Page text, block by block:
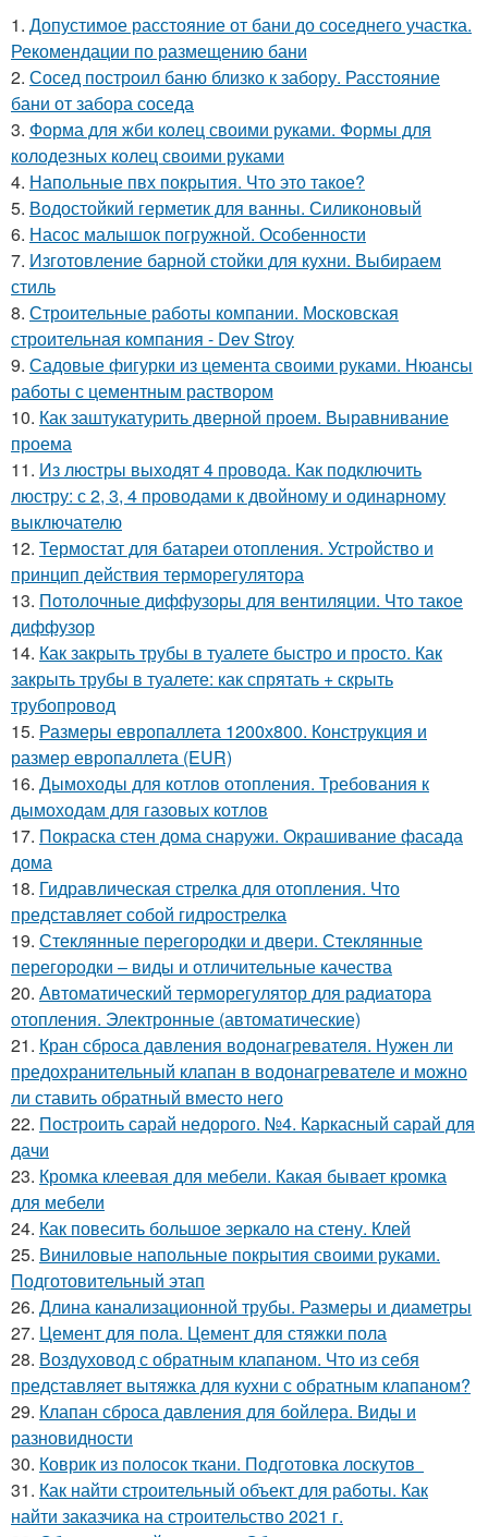
1. Допустимое расстояние от бани до соседнего участка.
Рекомендации по размещению бани
2. Сосед построил баню близко к забору. Расстояние
бани от забора соседа
3. Форма для жби колец своими руками. Формы для
колодезных колец своими руками
4. Напольные пвх покрытия. Что это такое?
5. Водостойкий герметик для ванны. Силиконовый
6. Насос малышок погружной. Особенности
7. Изготовление барной стойки для кухни. Выбираем
стиль
8. Строительные работы компании. Московская
строительная компания - Dev Stroy
9. Садовые фигурки из цемента своими руками. Нюансы
работы с цементным раствором
10. Как заштукатурить дверной проем. Выравнивание
проема
11. Из люстры выходят 4 провода. Как подключить
люстру: с 2, 3, 4 проводами к двойному и одинарному
выключателю
12. Термостат для батареи отопления. Устройство и
принцип действия терморегулятора
13. Потолочные диффузоры для вентиляции. Что такое
диффузор
14. Как закрыть трубы в туалете быстро и просто. Как
закрыть трубы в туалете: как спрятать + скрыть
трубопровод
15. Размеры европаллета 1200х800. Конструкция и
размер европаллета (EUR)
16. Дымоходы для котлов отопления. Требования к
дымоходам для газовых котлов
17. Покраска стен дома снаружи. Окрашивание фасада
дома
18. Гидравлическая стрелка для отопления. Что
представляет собой гидрострелка
19. Стеклянные перегородки и двери. Стеклянные
перегородки – виды и отличительные качества
20. Автоматический терморегулятор для радиатора
отопления. Электронные (автоматические)
21. Кран сброса давления водонагревателя. Нужен ли
предохранительный клапан в водонагревателе и можно
ли ставить обратный вместо него
22. Построить сарай недорого. №4. Каркасный сарай для
дачи
23. Кромка клеевая для мебели. Какая бывает кромка
для мебели
24. Как повесить большое зеркало на стену. Клей
25. Виниловые напольные покрытия своими руками.
Подготовительный этап
26. Длина канализационной трубы. Размеры и диаметры
27. Цемент для пола. Цемент для стяжки пола
28. Воздуховод с обратным клапаном. Что из себя
представляет вытяжка для кухни с обратным клапаном?
29. Клапан сброса давления для бойлера. Виды и
разновидности
30. Коврик из полосок ткани. Подготовка лоскутов
31. Как найти строительный объект для работы. Как
найти заказчика на строительство 2021 г.